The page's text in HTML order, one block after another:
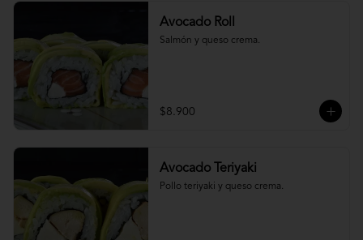
Avocado Roll
Salmón y queso crema.
$8.900
Avocado Teriyaki
Pollo teriyaki y queso crema.